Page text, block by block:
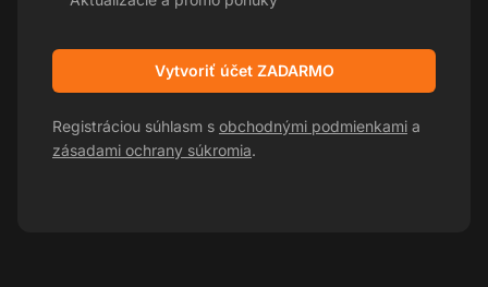
Vytvoriť účet ZADARMO
Registráciou súhlasm s obchodnými podmienkami a
zásadami ochrany súkromia.